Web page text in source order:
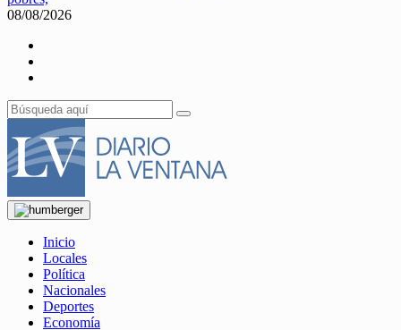
08/08/2026
Inicio
Locales
Política
Nacionales
Deportes
Economía